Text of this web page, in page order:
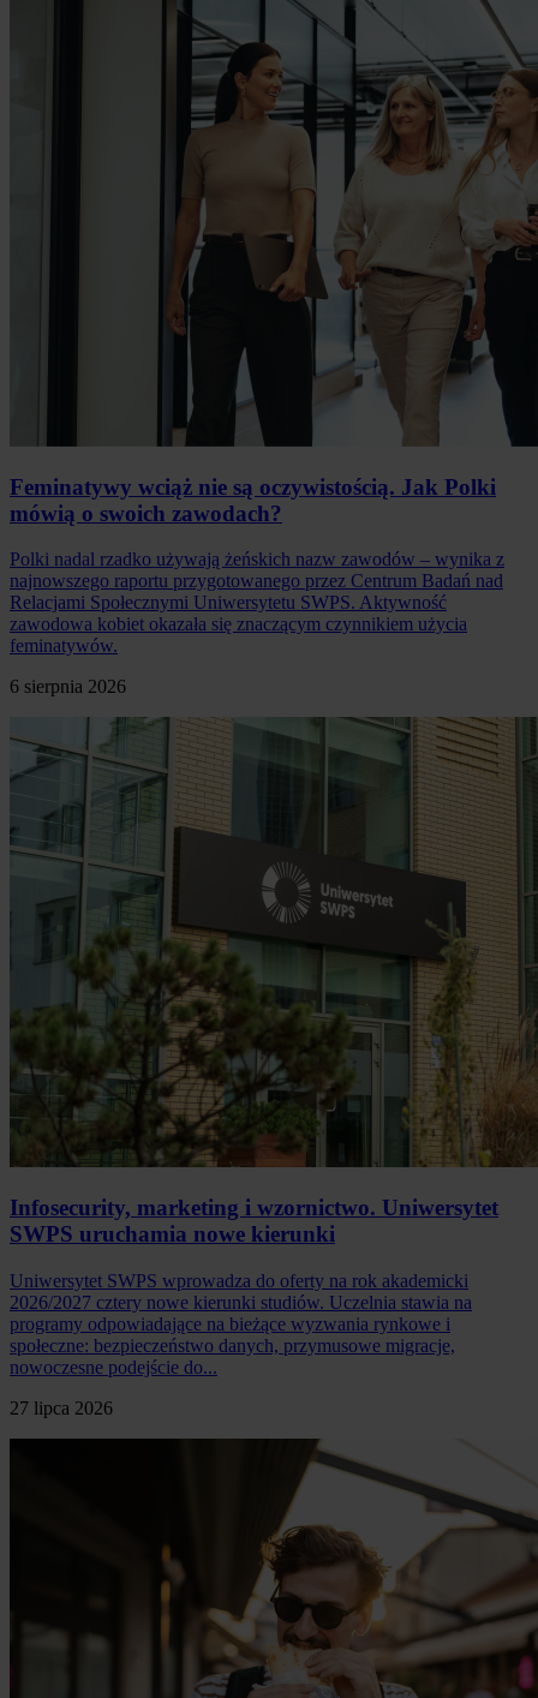
Feminatywy wciąż nie są oczywistością. Jak Polki
mówią o swoich zawodach?
Polki nadal rzadko używają żeńskich nazw zawodów – wynika z
najnowszego raportu przygotowanego przez Centrum Badań nad
Relacjami Społecznymi Uniwersytetu SWPS. Aktywność
zawodowa kobiet okazała się znaczącym czynnikiem użycia
feminatywów.
6 sierpnia 2026
Infosecurity, marketing i wzornictwo. Uniwersytet
SWPS uruchamia nowe kierunki
Uniwersytet SWPS wprowadza do oferty na rok akademicki
2026/2027 cztery nowe kierunki studiów. Uczelnia stawia na
programy odpowiadające na bieżące wyzwania rynkowe i
społeczne: bezpieczeństwo danych, przymusowe migracje,
nowoczesne podejście do...
27 lipca 2026